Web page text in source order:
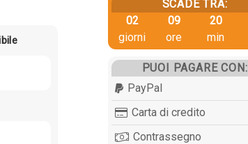
SCADE TRA:
02
giorni
09
ore
20
min
PUOI PAGARE CON:
PayPal
Carta di credito
Contrassegno